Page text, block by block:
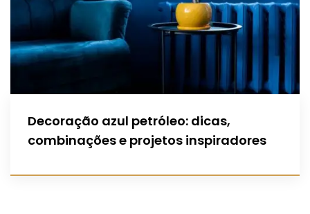
Decoração azul petróleo: dicas,
combinações e projetos inspiradores